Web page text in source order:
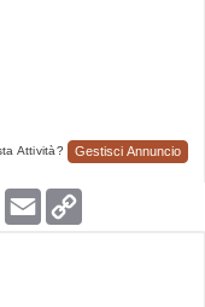
Attività? Gestisci Annuncio
Message
Email